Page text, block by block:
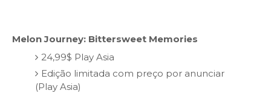
Melon Journey: Bittersweet Memories
24,99$ Play Asia
Edição limitada com preço por anunciar
(Play Asia)